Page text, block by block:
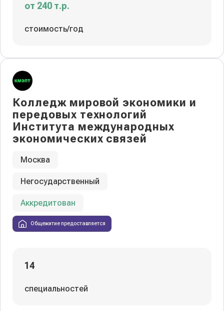
от 240 т.р.
стоимость/год
Колледж мировой экономики и
передовых технологий
Института международных
экономических связей
Москва
Негосударственный
Аккредитован
Общежитие предоставляется
14
специальностей